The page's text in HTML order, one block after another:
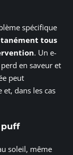
spécifique
tous
. Un e-
en saveur et
peut
dans les cas
puff
soleil, même